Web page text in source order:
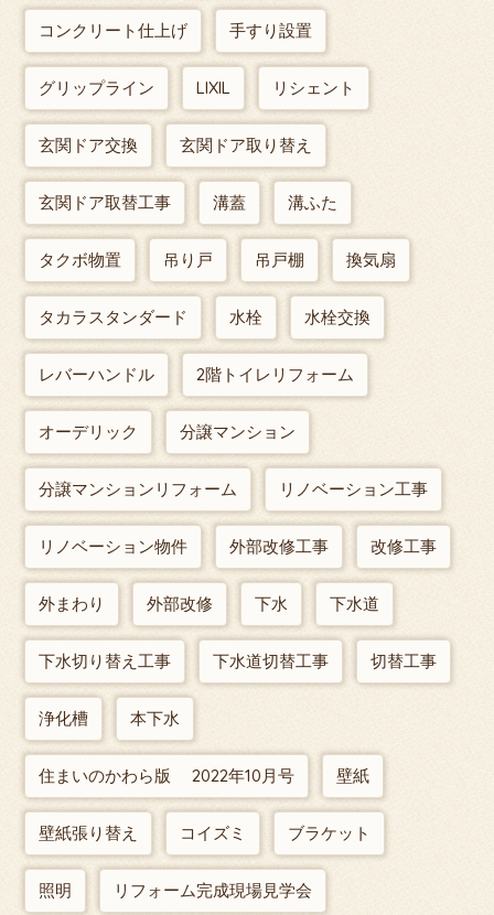
コンクリート仕上げ 手すり設置
グリップライン LIXIL リシェント
玄関ドア交換 玄関ドア取り替え
玄関ドア取替工事 溝蓋 溝ふた
タクボ物置 吊り戸 吊戸棚 換気扇
タカラスタンダード 水栓 水栓交換
レバーハンドル 2階トイレリフォーム
オーデリック 分譲マンション
分譲マンションリフォーム リノベーション工事
リノベーション物件 外部改修工事 改修工事
外まわり 外部改修 下水 下水道
下水切り替え工事 下水道切替工事 切替工事
浄化槽 本下水
住まいのかわら版 2022年10月号 壁紙
壁紙張り替え コイズミ ブラケット
照明 リフォーム完成現場見学会